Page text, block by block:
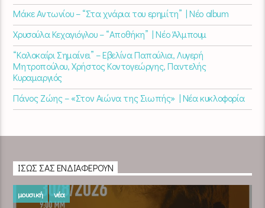
Μάκε Αντωνίου – “Στα χνάρια του ερημίτη” | Νέο album
Χρυσούλα Κεχαγιόγλου – “Αποθήκη” | Νέο Άλμπουμ
“Καλοκαίρι Σημαίνει” – Εβελίνα Παπούλια, Λυγερή
Μητροπούλου, Χρήστος Κοντογεώργης, Παντελής
Κυραμαργιός
Πάνος Ζώης – «Στον Αιώνα της Σιωπής» | Νέα κυκλοφορία
ΊΣΩΣ ΣΑΣ ΕΝΔΙΑΦΈΡΟΥΝ
μουσική νέα